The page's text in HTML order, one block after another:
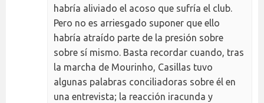
habría aliviado el acoso que sufría el club.
Pero no es arriesgado suponer que ello
habría atraído parte de la presión sobre
sobre sí mismo. Basta recordar cuando, tras
la marcha de Mourinho, Casillas tuvo
algunas palabras conciliadoras sobre él en
una entrevista; la reacción iracunda y